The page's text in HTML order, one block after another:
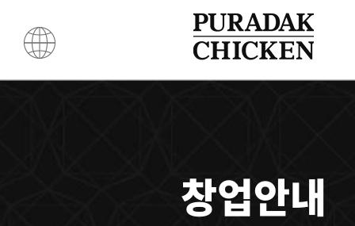
창업안내